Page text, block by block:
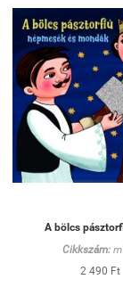
A bölcs
Cikkszám:
2 490 Ft